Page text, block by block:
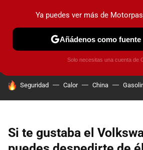
PRUEBAS COCHES ELÉCTRICOS
HOY SE HABLA DE
Seguridad Calor China
Si te gustaba el
Ya puedes ver más de
Añádenos como
Solo necesitas una cuenta de